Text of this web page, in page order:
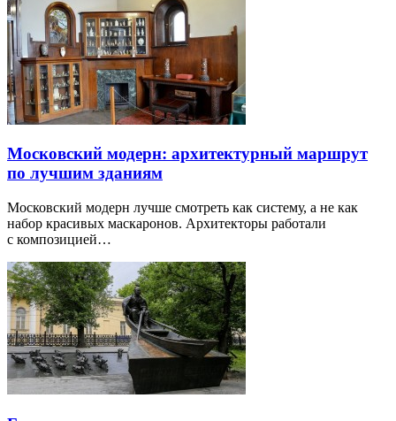
Московский модерн: архитектурный маршрут
по лучшим зданиям
Московский модерн лучше смотреть как систему, а не как
набор красивых маскаронов. Архитекторы работали
с композицией…